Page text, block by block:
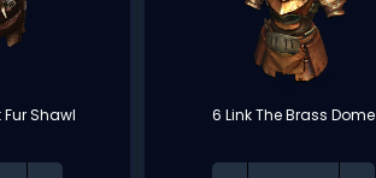
Fur Shawl 6 Link The Brass Dome